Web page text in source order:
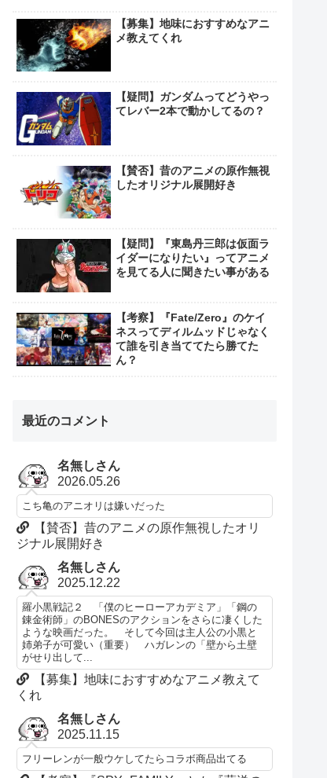
【募集】地味におすすめなアニ
メ教えてくれ
【疑問】ガンダムってどうやっ
てレバー2本で動かしてるの？
【賛否】昔のアニメの原作無視
したオリジナル展開好き
【疑問】『東島丹三郎は仮面ラ
イダーになりたい』ってアニメ
を見てる人に聞きたい事がある
【考察】『Fate/Zero』のケイ
ネスってディルムッドじゃなく
て誰を引き当ててたら勝てた
ん？
最近のコメント
名無しさん
2026.05.26
こち亀のアニオリは嫌いだった
【賛否】昔のアニメの原作無視したオリ
ジナル展開好き
名無しさん
2025.12.22
羅小黒戦記２ 「僕のヒーローアカデミア」「鋼の
錬金術師」のBONESのアクションをさらに凄くした
ような映画だった。 そして今回は主人公の小黒と
姉弟子が可愛い（重要） ハガレンの「壁から土壁
がせり出して...
【募集】地味におすすめなアニメ教えて
くれ
名無しさん
2025.11.15
フリーレンが一般ウケしてたらコラボ商品出てる